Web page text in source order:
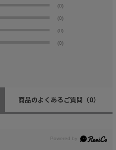
(0)
(0)
(0)
(0)
商品のよくあるご質問 （0）